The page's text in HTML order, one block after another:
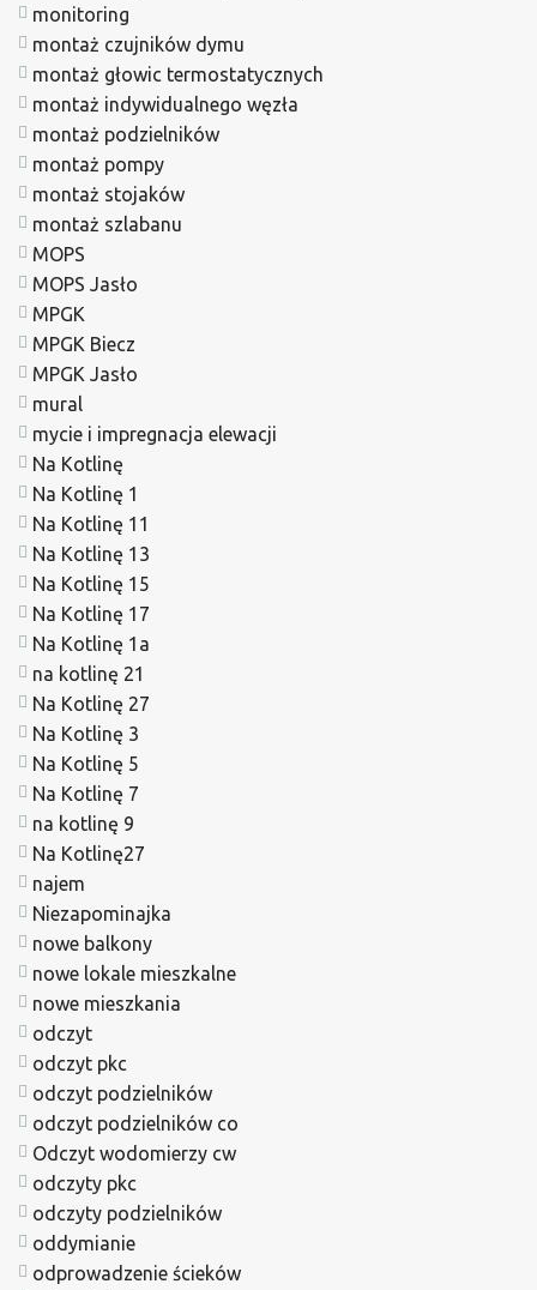
monitoring
montaż czujników dymu
montaż głowic termostatycznych
montaż indywidualnego węzła
montaż podzielników
montaż pompy
montaż stojaków
montaż szlabanu
MOPS
MOPS Jasło
MPGK
MPGK Biecz
MPGK Jasło
mural
mycie i impregnacja elewacji
Na Kotlinę
Na Kotlinę 1
Na Kotlinę 11
Na Kotlinę 13
Na Kotlinę 15
Na Kotlinę 17
Na Kotlinę 1a
na kotlinę 21
Na Kotlinę 27
Na Kotlinę 3
Na Kotlinę 5
Na Kotlinę 7
na kotlinę 9
Na Kotlinę27
najem
Niezapominajka
nowe balkony
nowe lokale mieszkalne
nowe mieszkania
odczyt
odczyt pkc
odczyt podzielników
odczyt podzielników co
Odczyt wodomierzy cw
odczyty pkc
odczyty podzielników
oddymianie
odprowadzenie ścieków